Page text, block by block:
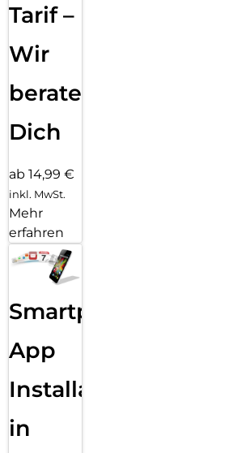
Tarif –
Wir
beraten
Dich
ab 14,99 €
inkl. MwSt.
Mehr
erfahren
Smartphone
App
Installation
in